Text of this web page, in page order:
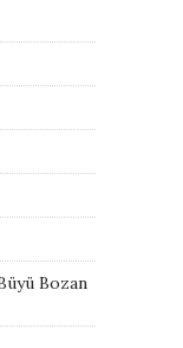
Bozan